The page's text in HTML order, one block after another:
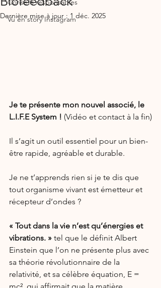
Conseils responsables
Vu en story Instagram
Dernière mise à jour : 1 déc. 2025
Je te présente mon nouvel associé, le
L.I.F.E System ! (Vidéo et contact à la fin)
Il s’agit un outil essentiel pour un bien-
être rapide, agréable et durable.
Je ne t’apprends rien si je te dis que
tout organisme vivant est émetteur et
récepteur d’ondes ?
« Tout dans la vie n’est qu’énergies et
vibrations. » tel que le définit Albert
Einstein que l’on ne présente plus avec
sa théorie révolutionnaire de la
relativité, et sa célèbre équation, E =